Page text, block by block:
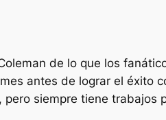
de lo que los
antes de lograr el éxito
siempre tiene trabajos